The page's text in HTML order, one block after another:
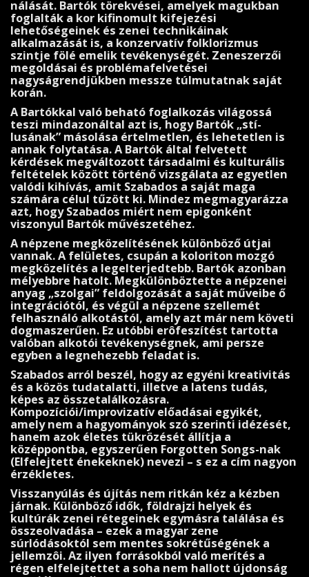
nálását. Bartók törekvései, amelyek magukban
foglalták a kor kifinomult kifejezési
lehetőségeinek és zenei techni­káinak
alkalmazását is, a konzervatív folklorizmus
szintje fölé emelik tevékenységét. Zeneszerzői
megoldásai és prob­lémafelvetései
nagyságrendjükben messze túl­mu­tatnak saját
korán.
A Bartókkal való beható foglalkozás világossá
teszi minda­zonáltal azt is, hogy Bartók „stí­
lusának” másolása értel­metlen, és lehetetlen is
annak folytatása. A Bartók által felvetett
kérdések megváltozott társadalmi és kulturá­lis
feltételek között történő vizsgálata az egyetlen
való­di kihívás, amit Szabados a saját maga
számára célul tű­zött ki. Mindez megmagyarázza
azt, hogy Szabados miért nem epigonként
viszonyul Bartók művészetéhez.
A népzene megközelítésének különböző útjai
vannak. A felületes, csupán a koloriton mozgó
megközelítés a leg­elterjedtebb. Bartók azonban
mélyebbre hatolt. Megkülön­böztette a népzenei
anyag „szolgai” feldolgozását a sa­ját műveibe ő
integrációtól, és végül a népzene szellemét
felhasználó alkotástól, amely azt már nem követi
dogmaszerűen. Ez utóbbi erôfeszítést tartotta
valóban alkotói tevékenységnek, ami persze
egyben a legnehezebb feladat is.
Szabados arról beszél, hogy az egyéni kreativitás
és a közös tudatalatti, illetve a latens tudás,
képes az összetalálkozásra.
Kompozíciói/improvizatív előadásai egyikét,
amely nem a hagyományok szó szerinti idézését,
hanem azok életes tükrözését állítja a
középpontba, egyszerűen For­gotten Songs-nak
(Elfelejtett énekeknek) nevezi – s ez a cím nagyon
érzékletes.
Visszanyúlás és újítás nem ritkán kéz a kézben
járnak. Különböző idők, földrajzi helyek és
kultúrák zenei réte­geinek egymásra találása és
összeolvadása – ezek a magyar zene
súrlódásoktól sem mentes sokrétűségének a
jellemzôi. Az ilyen forrásokból való merítés a
régen elfelejtettet a soha nem hallott újdonság